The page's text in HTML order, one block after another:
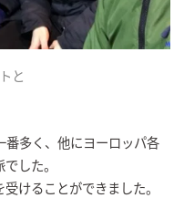
と
多く、他にヨーロッパ各
した。
けることができました。